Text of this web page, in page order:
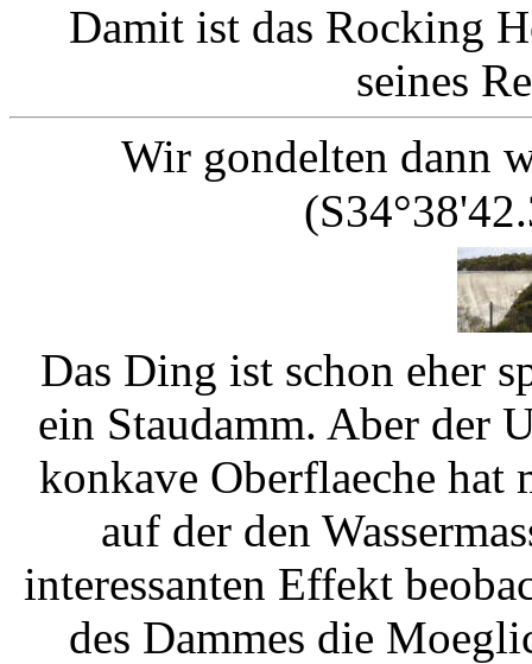
Damit ist das Rocking
seines
Wir gondelten dann
Das Ding ist schon eher
ein Staudamm. Aber der
konkave Oberflaeche hat
auf der den
interessanten Effekt
des Dammes die